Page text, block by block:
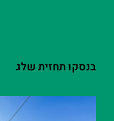
בנסקו תחזית שלג